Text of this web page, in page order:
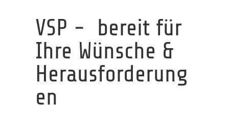
VSP - bereit für
Ihre Wünsche &
Herausforderung
en